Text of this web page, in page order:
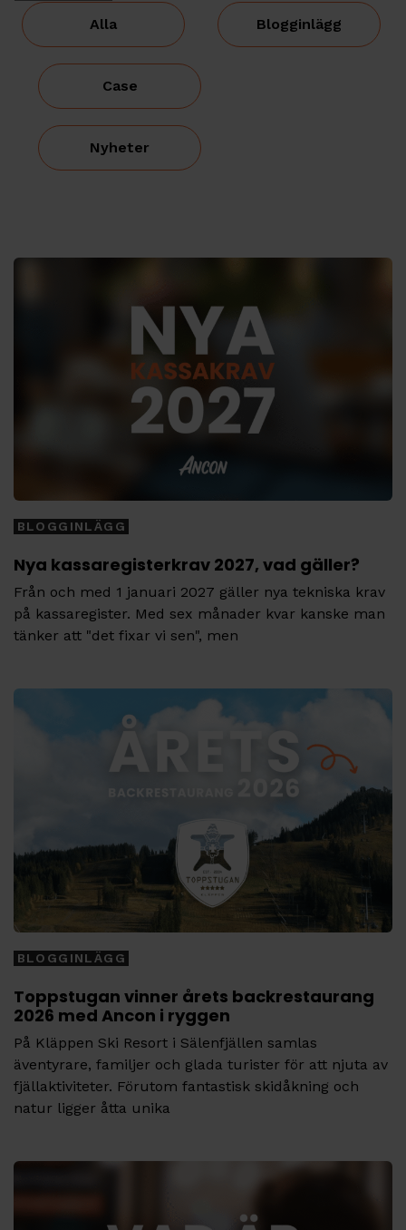
Alla Blogginlägg
Case
Nyheter
BLOGGINLÄGG
Nya kassaregisterkrav 2027, vad gäller?
Från och med 1 januari 2027 gäller nya tekniska krav
på kassaregister. Med sex månader kvar kanske man
tänker att "det fixar vi sen", men
BLOGGINLÄGG
Toppstugan vinner årets backrestaurang
2026 med Ancon i ryggen
På Kläppen Ski Resort i Sälenfjällen samlas
äventyrare, familjer och glada turister för att njuta av
fjällaktiviteter. Förutom fantastisk skidåkning och
natur ligger åtta unika